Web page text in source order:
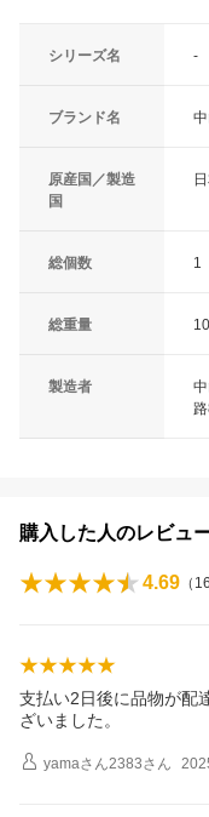
シリーズ名 -
ブランド名
原産国／製造
国
総個数 1
総重量
製造者
購入した人のレビュ
4.69 （ 16
支払い2日後に品物が配
ざいました。
yamaさん2383さん